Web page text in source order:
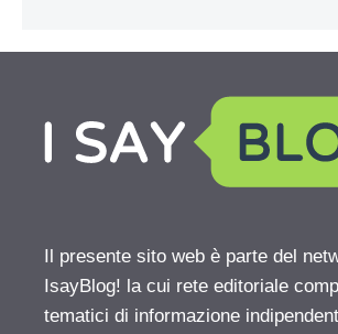
Il presente sito web è parte del
IsayBlog! la cui rete editoriale
tematici di informazione